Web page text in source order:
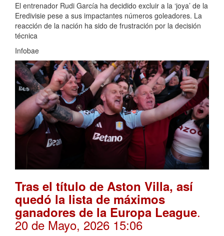
El entrenador Rudi García ha decidido excluir a la ‘joya’ de la
Eredivisie pese a sus impactantes números goleadores. La
reacción de la nación ha sido de frustración por la decisión
técnica
Infobae
Tras el título de Aston Villa, así
quedó la lista de máximos
ganadores de la Europa League.
20 de Mayo, 2026 15:06